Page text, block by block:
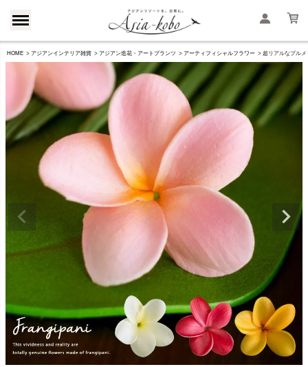
HOME アジアンインテリア雑貨 アジアン造花・アートプランツ アーティフィシャルフラワー 超リアルなプル